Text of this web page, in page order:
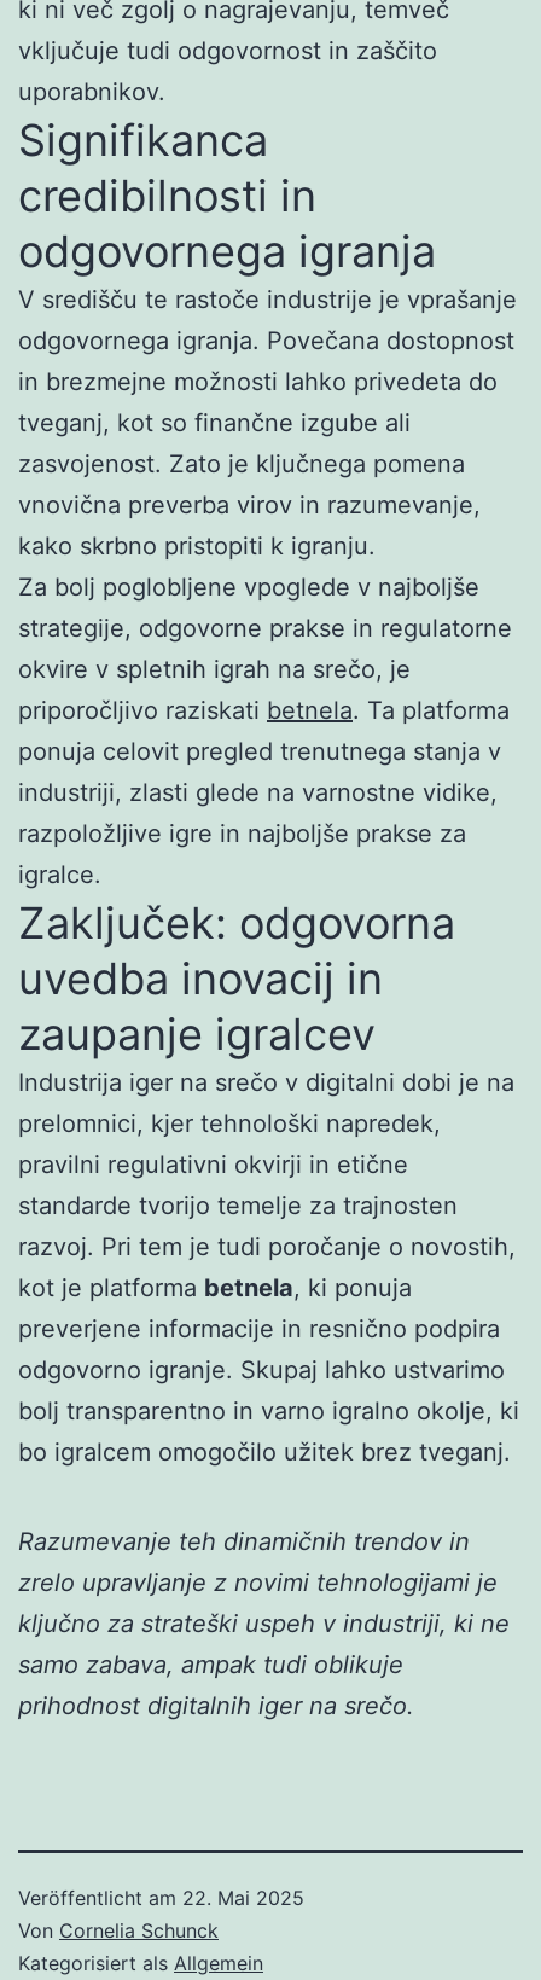
ki ni več zgolj o nagrajevanju, temveč
vključuje tudi odgovornost in zaščito
uporabnikov.
Signifikanca
credibilnosti in
odgovornega igranja
V središču te rastoče industrije je vprašanje
odgovornega igranja. Povečana dostopnost
in brezmejne možnosti lahko privedeta do
tveganj, kot so finančne izgube ali
zasvojenost. Zato je ključnega pomena
vnovična preverba virov in razumevanje,
kako skrbno pristopiti k igranju.
Za bolj poglobljene vpoglede v najboljše
strategije, odgovorne prakse in regulatorne
okvire v spletnih igrah na srečo, je
priporočljivo raziskati betnela. Ta platforma
ponuja celovit pregled trenutnega stanja v
industriji, zlasti glede na varnostne vidike,
razpoložljive igre in najboljše prakse za
igralce.
Zaključek: odgovorna
uvedba inovacij in
zaupanje igralcev
Industrija iger na srečo v digitalni dobi je na
prelomnici, kjer tehnološki napredek,
pravilni regulativni okvirji in etične
standarde tvorijo temelje za trajnosten
razvoj. Pri tem je tudi poročanje o novostih,
kot je platforma betnela, ki ponuja
preverjene informacije in resnično podpira
odgovorno igranje. Skupaj lahko ustvarimo
bolj transparentno in varno igralno okolje, ki
bo igralcem omogočilo užitek brez tveganj.
Razumevanje teh dinamičnih trendov in
zrelo upravljanje z novimi tehnologijami je
ključno za strateški uspeh v industriji, ki ne
samo zabava, ampak tudi oblikuje
prihodnost digitalnih iger na srečo.
Veröffentlicht am 22. Mai 2025
Von Cornelia Schunck
Kategorisiert als Allgemein